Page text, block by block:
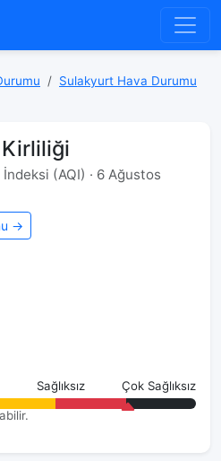
Sulakyurt Hava Durumu
(AQI) · 6 Ağustos
→
Sağlıksız Çok Sağlıksız